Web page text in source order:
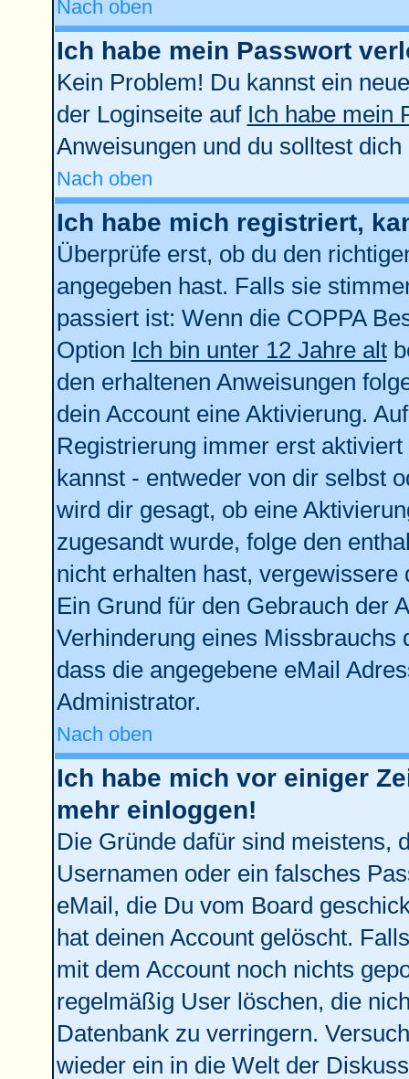
Nach oben
Ich habe mein Passwort
Kein Problem! Du kannst ein
der Loginseite auf Ich habe mein
Anweisungen und du solltest
Nach oben
Ich habe mich registriert,
Überprüfe erst, ob du den
angegeben hast. Falls sie
passiert ist: Wenn die COPPA
Option Ich bin unter 12 Jahre alt
den erhaltenen Anweisungen
dein Account eine Aktivierung.
Registrierung immer erst
kannst - entweder von dir selbst
wird dir gesagt, ob eine
zugesandt wurde, folge den
nicht erhalten hast,
Ein Grund für den Gebrauch der
Verhinderung eines
dass die angegebene eMail
Administrator.
Nach oben
Ich habe mich vor einiger
mehr einloggen!
Die Gründe dafür sind meistens,
Usernamen oder ein falsches
eMail, die Du vom Board
hat deinen Account gelöscht.
mit dem Account noch nichts
regelmäßig User löschen, die
Datenbank zu verringern.
wieder ein in die Welt der